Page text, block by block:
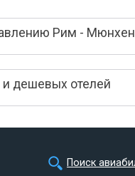
Рим - Мюнхен
дешевых отелей
Поиск